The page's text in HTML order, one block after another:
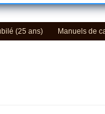
(25 ans) Manuels de